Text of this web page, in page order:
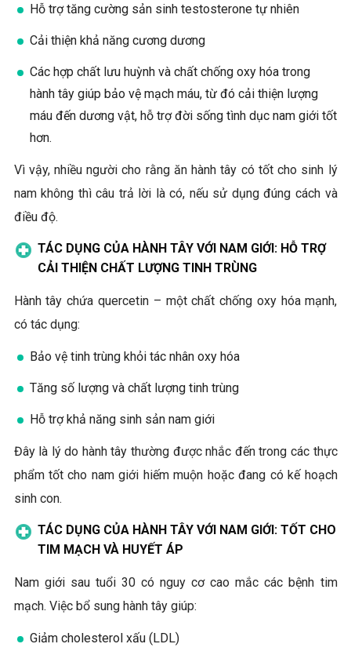
Hỗ trợ tăng cường sản sinh testosterone tự nhiên
Cải thiện khả năng cương dương
Các hợp chất lưu huỳnh và chất chống oxy hóa trong
hành tây giúp bảo vệ mạch máu, từ đó cải thiện lượng
máu đến dương vật, hỗ trợ đời sống tình dục nam giới tốt
hơn.
Vì vậy, nhiều người cho rằng ăn hành tây có tốt cho sinh lý
nam không thì câu trả lời là có, nếu sử dụng đúng cách và
điều độ.
TÁC DỤNG CỦA HÀNH TÂY VỚI NAM GIỚI: HỖ TRỢ
CẢI THIỆN CHẤT LƯỢNG TINH TRÙNG
Hành tây chứa quercetin – một chất chống oxy hóa mạnh,
có tác dụng:
Bảo vệ tinh trùng khỏi tác nhân oxy hóa
Tăng số lượng và chất lượng tinh trùng
Hỗ trợ khả năng sinh sản nam giới
Đây là lý do hành tây thường được nhắc đến trong các thực
phẩm tốt cho nam giới hiếm muộn hoặc đang có kế hoạch
sinh con.
TÁC DỤNG CỦA HÀNH TÂY VỚI NAM GIỚI: TỐT CHO
TIM MẠCH VÀ HUYẾT ÁP
Nam giới sau tuổi 30 có nguy cơ cao mắc các bệnh tim
mạch. Việc bổ sung hành tây giúp:
Giảm cholesterol xấu (LDL)